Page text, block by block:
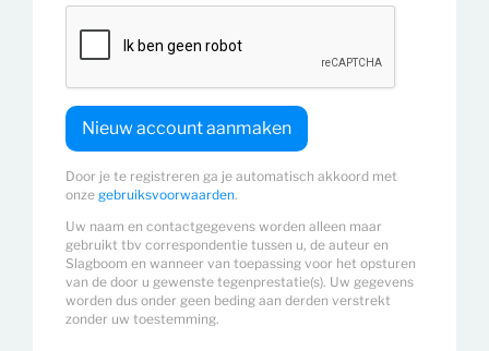
Door je te registreren ga je automatisch akkoord met
onze gebruiksvoorwaarden.
Uw naam en contactgegevens worden alleen maar
gebruikt tbv correspondentie tussen u, de auteur en
Slagboom en wanneer van toepassing voor het opsturen
van de door u gewenste tegenprestatie(s). Uw gegevens
worden dus onder geen beding aan derden verstrekt
zonder uw toestemming.